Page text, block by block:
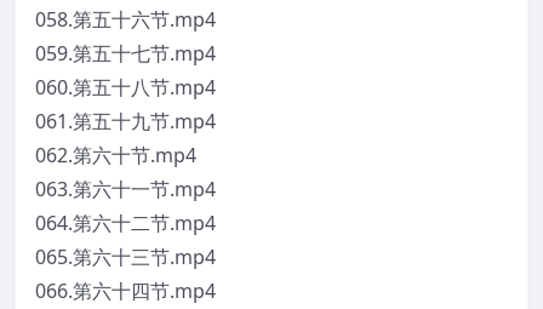
058.第五十六节.mp4
059.第五十七节.mp4
060.第五十八节.mp4
061.第五十九节.mp4
062.第六十节.mp4
063.第六十一节.mp4
064.第六十二节.mp4
065.第六十三节.mp4
066.第六十四节.mp4